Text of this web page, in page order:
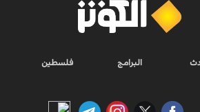
البرامج فلسطين